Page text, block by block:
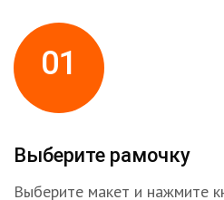
01
Выберите рамочку
Выберите макет и нажмите